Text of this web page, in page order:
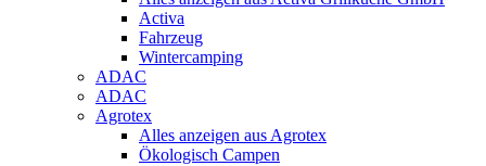
Activa
Fahrzeug
Wintercamping
ADAC
ADAC
Agrotex
Alles anzeigen aus Agrotex
Ökologisch Campen